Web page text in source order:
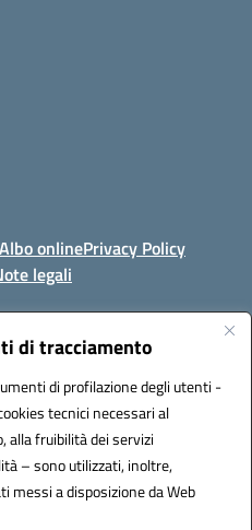
di tracciamento
di profilazione degli utenti -
tecnici necessari al
alla fruibilità dei servizi
– sono utilizzati, inoltre,
a disposizione da Web
Albo onlinePrivacy Policy
legali
meccanografico: SSIC80600X
SSIC80600X@pec.istruzione.it